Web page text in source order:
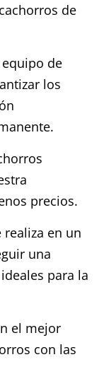
de
de
los
precios.
realiza en un
una
para la
el mejor
con las